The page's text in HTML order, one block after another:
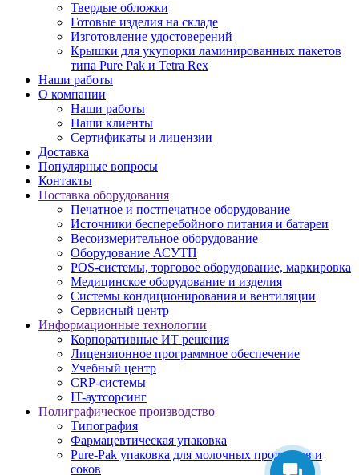
Твердые обложки
Готовые изделия на складе
Изготовление удостоверений
Крышки для укупорки ламинированных пакетов
типа Pure Pak и Tetra Rex
Наши работы
О компании
Наши работы
Наши клиенты
Сертификаты и лицензии
Доставка
Популярные вопросы
Контакты
Поставка оборудования
Печатное и постпечатное оборудование
Источники бесперебойного питания и батареи
Весоизмерительное оборудование
Оборудование АСУТП
POS-системы, торговое оборудование, маркировка
Медицинское оборудование и изделия
Системы кондиционирования и вентиляции
Сервисный центр
Информационные технологии
Корпоративные ИТ решения
Лицензионное программное обеспечение
Учебный центр
CRP-системы
IT-аутсорсинг
Полиграфическое производство
Типография
Фармацевтическая упаковка
Pure-Pak упаковка для молочных продуктов и
соков